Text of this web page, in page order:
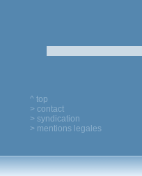
^ top
> contact
> syndication
> mentions legales